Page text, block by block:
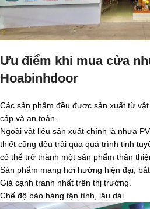
Ưu điểm khi mua cửa
Hoabinhdoor
Các sản phẩm đều được sản xuất từ
cáp và an toàn.
Ngoài vật liệu sản xuất chính là nhựa
thiết cũng đều trải qua quá trình tinh
có thể trở thành một sản phẩm thân
Sản phẩm mang hơi hướng hiện đại,
Giá cạnh tranh nhất trên thị trường.
Chế độ bảo hàng tận tình, lâu dài.